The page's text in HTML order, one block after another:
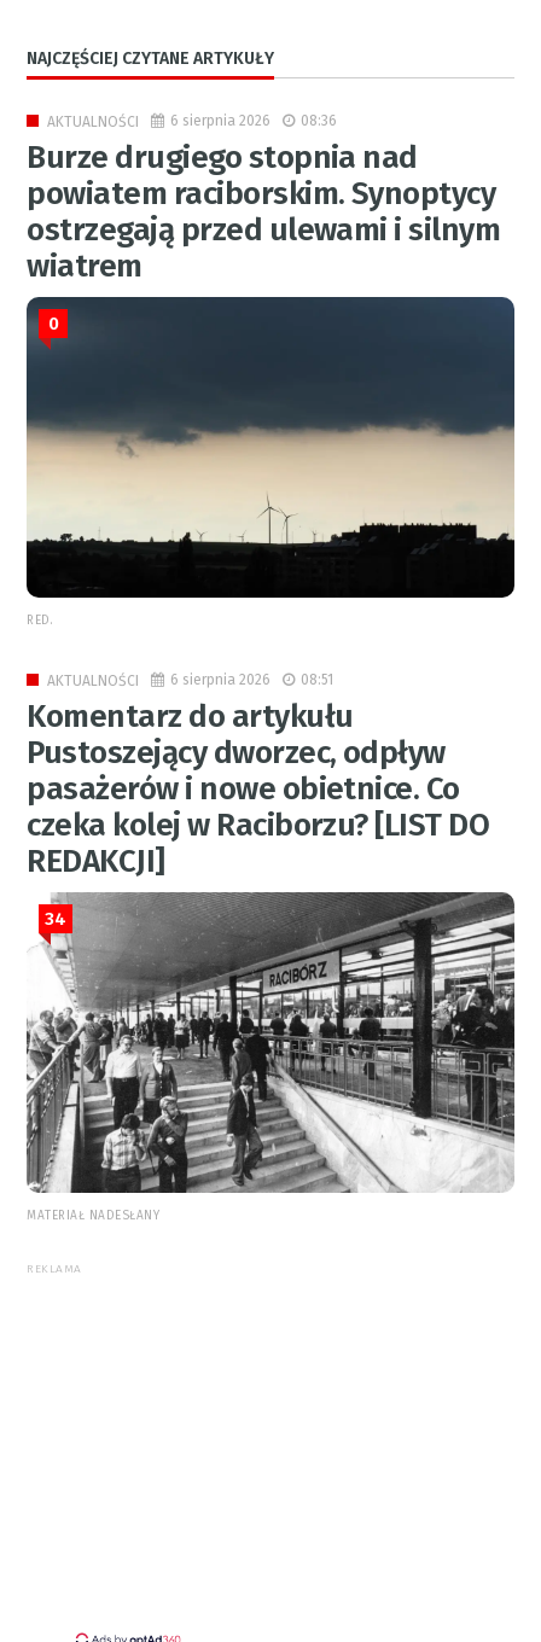
NAJCZĘŚCIEJ CZYTANE ARTYKUŁY
AKTUALNOŚCI 6 sierpnia 2026 08:36
Burze drugiego stopnia nad
powiatem raciborskim. Synoptycy
ostrzegają przed ulewami i silnym
wiatrem
0
RED.
AKTUALNOŚCI 6 sierpnia 2026 08:51
Komentarz do artykułu
Pustoszejący dworzec, odpływ
pasażerów i nowe obietnice. Co
czeka kolej w Raciborzu? [LIST DO
REDAKCJI]
34
MATERIAŁ NADESŁANY
REKLAMA